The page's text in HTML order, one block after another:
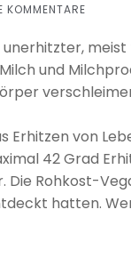
KOMMENTARE
und
Erhitzen von
42 Grad
Die Rohkost-
hatten.